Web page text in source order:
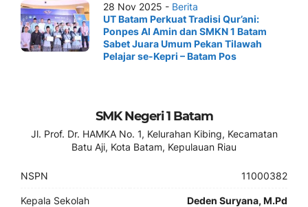
28 Nov 2025 - Berita
UT Batam Perkuat Tradisi Qur’ani:
Ponpes Al Amin dan SMKN 1 Batam
Sabet Juara Umum Pekan Tilawah
Pelajar se-Kepri – Batam Pos
SMK Negeri 1 Batam
Jl. Prof. Dr. HAMKA No. 1, Kelurahan Kibing, Kecamatan
Batu Aji, Kota Batam, Kepulauan Riau
NSPN 11000382
Kepala Sekolah Deden Suryana, M.Pd